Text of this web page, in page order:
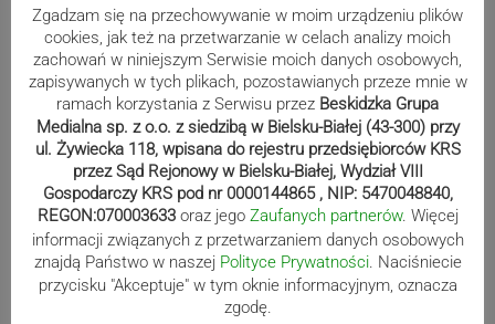
Beniaminek ze spadkowiczem na
remis. Podbeskidzie – Lechia 2:2 |
ZDJĘCIA
Biało-zieloni nadal niepokonani.
Rekord – Stal 3:1 | ZDJĘCIA
Mistrzowie świata z MCK Żywiec!
Zgadzam się na przechowywanie w moim urządzeniu plików
cookies, jak też na przetwarzanie w celach analizy moich
zachowań w niniejszym Serwisie moich danych osobowych,
zapisywanych w tych plikach, pozostawianych przeze mnie w
ramach korzystania z Serwisu przez Beskidzka Grupa
Medialna sp. z o.o. z siedzibą w Bielsku-Białej (43-300) przy
ul. Żywiecka 118, wpisana do rejestru przedsiębiorców KRS
przez Sąd Rejonowy w Bielsku-Białej, Wydział VIII
Gospodarczy KRS pod nr 0000144865 , NIP: 5470048840,
REGON:070003633 oraz jego Zaufanych partnerów. Więcej
informacji związanych z przetwarzaniem danych osobowych
znajdą Państwo w naszej Polityce Prywatności. Naciśniecie
przycisku "Akceptuje" w tym oknie informacyjnym, oznacza
zgodę.